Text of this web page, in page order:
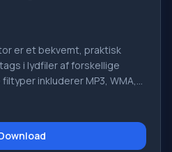
er et bekvemt, praktisk
i lydfiler af forskellige
inkluderer MP3, WMA,
eller musiksamling ved
genre eller andre
MP3 Tags Editor